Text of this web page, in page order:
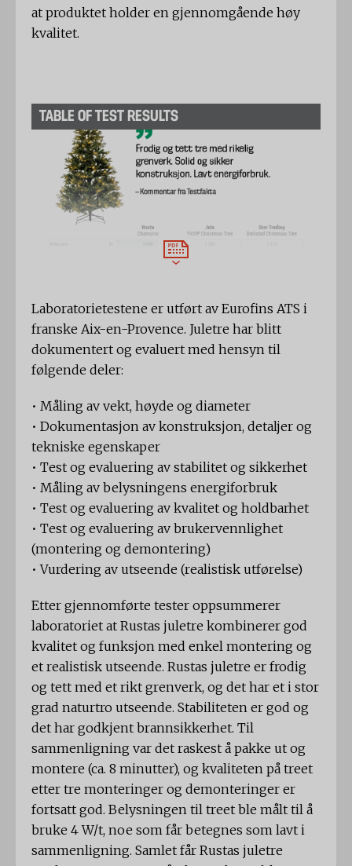
at produktet holder en gjennomgående høy
kvalitet.
TABLE OF TEST RESULTS
Laboratorietestene er utført av Eurofins ATS i
franske Aix-en-Provence. Juletre har blitt
dokumentert og evaluert med hensyn til
følgende deler:
• Måling av vekt, høyde og diameter
• Dokumentasjon av konstruksjon, detaljer og
tekniske egenskaper
• Test og evaluering av stabilitet og sikkerhet
• Måling av belysningens energiforbruk
• Test og evaluering av kvalitet og holdbarhet
• Test og evaluering av brukervennlighet
(montering og demontering)
• Vurdering av utseende (realistisk utførelse)
Etter gjennomførte tester oppsummerer
laboratoriet at Rustas juletre kombinerer god
kvalitet og funksjon med enkel montering og
et realistisk utseende. Rustas juletre er frodig
og tett med et rikt grenverk, og det har et i stor
grad naturtro utseende. Stabiliteten er god og
det har godkjent brannsikkerhet. Til
sammenligning var det raskest å pakke ut og
montere (ca. 8 minutter), og kvaliteten på treet
etter tre monteringer og demonteringer er
fortsatt god. Belysningen til treet ble målt til å
bruke 4 W/t, noe som får betegnes som lavt i
sammenligning. Samlet får Rustas juletre